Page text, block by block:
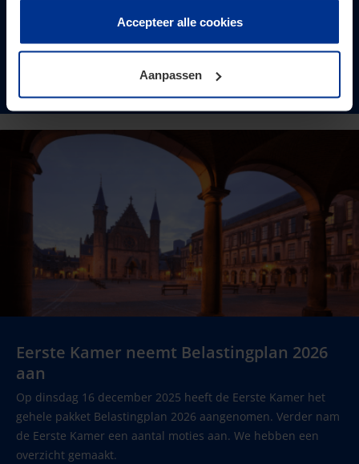
toestemming voor het gebruik van alle cookies. Deze
toestemming kunt u altijd weer intrekken.
Accepteer alle cookies
Aanpassen
Eerste Kamer neemt Belastingplan 2026
aan
Op dinsdag 16 december 2025 heeft de Eerste Kamer het
gehele pakket Belastingplan 2026 aangenomen. Verder nam
de Eerste Kamer een aantal moties aan. We hebben een
overzicht gemaakt.